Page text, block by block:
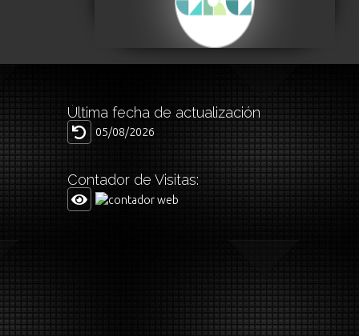
Última fecha de actualización
05/08/2026
Contador de Visitas: